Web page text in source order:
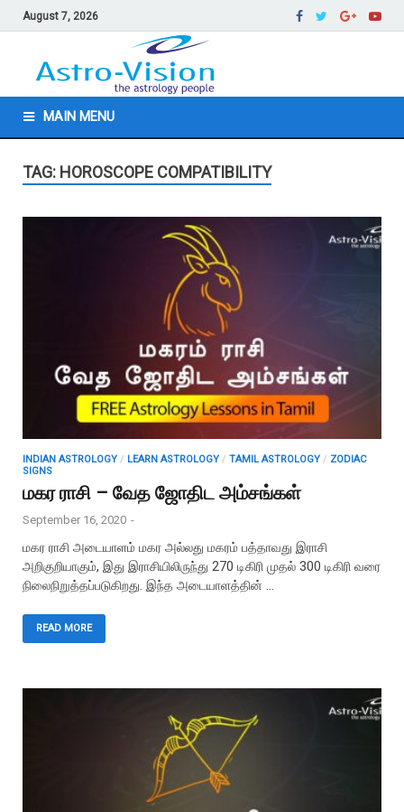
August 7, 2026
MAIN MENU
TAG: HOROSCOPE COMPATIBILITY
INDIAN ASTROLOGY / LEARN ASTROLOGY / TAMIL ASTROLOGY / ZODIAC
SIGNS
மகர ராசி – வேத ஜோதிட அம்சங்கள்
September 16, 2020 -
மகர ராசி அடையாளம் மகர அல்லது மகரம் பத்தாவது இராசி
அறிகுறியாகும், இது இராசியிலிருந்து 270 டிகிரி முதல் 300 டிகிரி வரை
நிலைநிறுத்தப்படுகிறது. இந்த அடையாளத்தின் …
READ MORE